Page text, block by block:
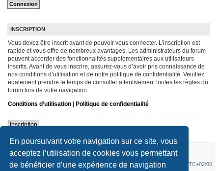
En poursuivant votre navigation sur ce site, vous
acceptez l’utilisation de cookies vous permettant
de bénéficier d’une expérience de navigation
INSCRIPTION
Vous devez être inscrit avant de pouvoir vous connecter. L’inscription est
rapide et vous offre de nombreux avantages. Les administrateurs du forum
peuvent accorder des fonctionnalités supplémentaires aux utilisateurs
inscrits. Avant de vous inscrire, assurez-vous d’avoir pris connaissance de
nos conditions d’utilisation et de notre politique de confidentialité. Veuillez
également prendre le temps de consulter attentivement toutes les règles du
forum lors de votre navigation.
Conditions d’utilisation | Politique de confidentialité
Inscription
Forum Terrot / Magnat Debon Accueil du forum
Fuseau horaire sur UTC+02:00
Supprimer les cookies
Nous contacter